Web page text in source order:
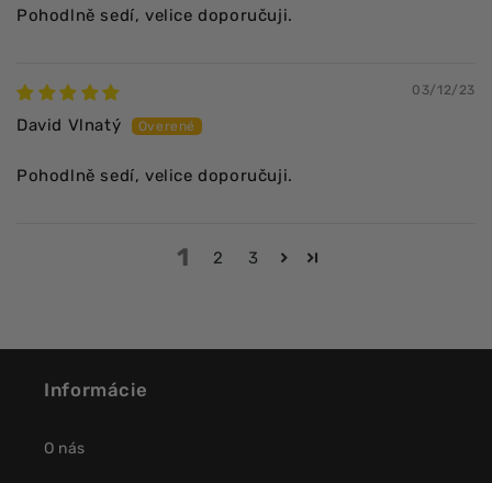
Pohodlně sedí, velice doporučuji.
03/12/23
David Vlnatý
Pohodlně sedí, velice doporučuji.
1 2 3
Informácie
O nás